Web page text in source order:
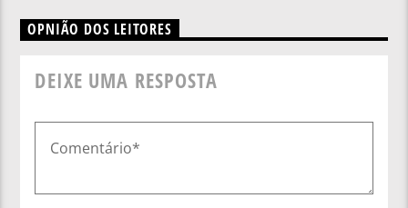
OPNIÃO DOS LEITORES
DEIXE UMA RESPOSTA